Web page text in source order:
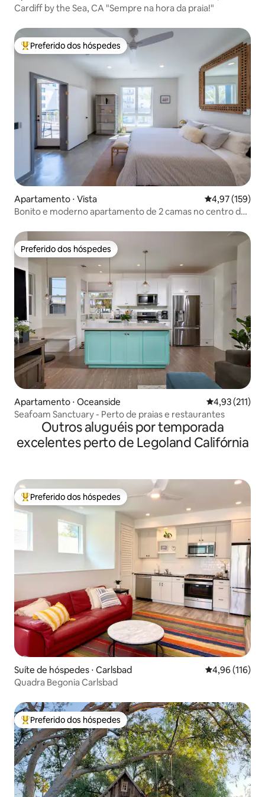
Cardiff by the Sea, CA "Sempre na hora da praia!"
Entre os melhores preferidos dos hóspedes
Preferido dos hóspedes
Apartamento ⋅ Vista 4,97 de uma
4,97 (159)
Bonito e moderno apartamento de 2 camas no centro de
Preferido dos hóspedes
Preferido dos hóspedes
Apartamento ⋅ Oceanside 4,93 de uma
4,93 (211)
Seafoam Sanctuary - Perto de praias e restaurantes
Outros aluguéis por temporada
excelentes perto de Legoland Califórnia
Entre os melhores preferidos dos hóspedes
Preferido dos hóspedes
Suíte de hóspedes ⋅ Carlsbad 4,96 de uma
4,96 (116)
Quadra Begonia Carlsbad
Entre os melhores preferidos dos hóspedes
Preferido dos hóspedes